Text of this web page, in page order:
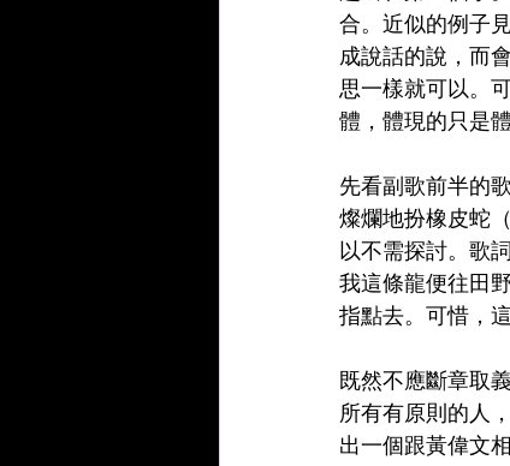
合。近似的例子
成說話的說，而
思一樣就可以。
體，體現的只是體
先看副歌前半的
燦爛地扮橡皮蛇
以不需探討。歌
我這條龍便往田
指點去。可惜，
既然不應斷章取
所有有原則的人
出一個跟黃偉文